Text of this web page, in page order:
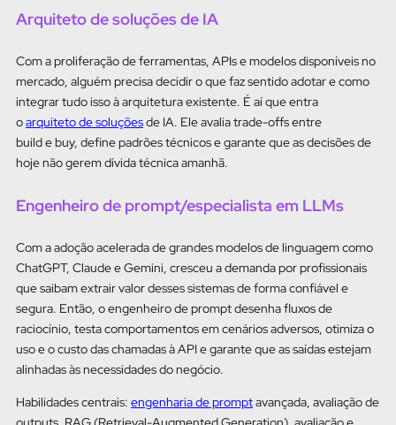
Arquiteto de soluções de IA
Com a proliferação de ferramentas, APIs e modelos disponíveis no
mercado, alguém precisa decidir o que faz sentido adotar e como
integrar tudo isso à arquitetura existente. É aí que entra
oarquiteto de soluçõesde IA. Ele avalia trade-offs entre
build e buy, define padrões técnicos e garante que as decisões de
hoje não gerem dívida técnica amanhã.
Engenheiro de prompt/especialista em LLMs
Com a adoção acelerada de grandes modelos de linguagem como
ChatGPT, Claude e Gemini, cresceu a demanda por profissionais
que saibam extrair valor desses sistemas de forma confiável e
segura. Então, o engenheiro de prompt desenha fluxos de
raciocínio, testa comportamentos em cenários adversos, otimiza o
uso e o custo das chamadas à API e garante que as saídas estejam
alinhadas às necessidades do negócio.
Habilidades centrais: engenharia de promptavançada, avaliação de